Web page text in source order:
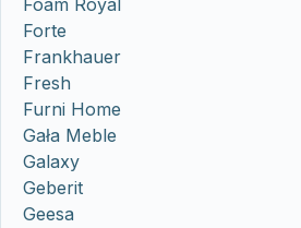
Forte
Frankhauer
Fresh
Furni Home
Gała Meble
Galaxy
Geberit
Geesa